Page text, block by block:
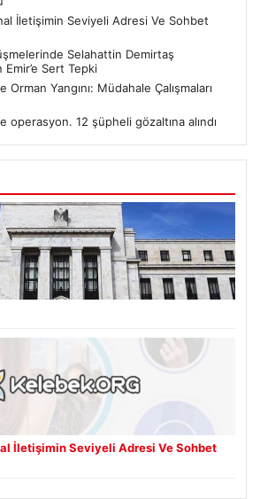
İletişimin Seviyeli Adresi Ve Sohbet
Selahattin Demirtaş
Emir’e Sert Tepki
Orman Yangını: Müdahale Çalışmaları
operasyon. 12 şüpheli gözaltına alındı
İletişimin Seviyeli Adresi Ve Sohbet